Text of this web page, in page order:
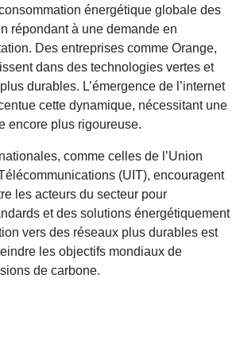
énergétique globale des
répondant à une demande en
Des entreprises comme Orange,
dans des technologies vertes et
durables. L’émergence de l’internet
cette dynamique, nécessitant une
encore plus rigoureuse.
comme celles de l’Union
(UIT), encouragent
les acteurs du secteur pour
et des solutions énergétiquement
vers des réseaux plus durables est
les objectifs mondiaux de
de carbone.